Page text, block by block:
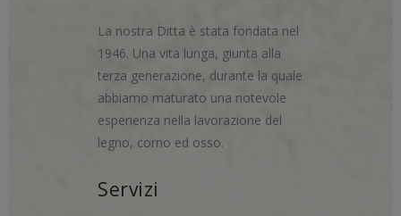
La nostra Ditta è stata fondata nel
1946. Una vita lunga, giunta alla
terza generazione, durante la quale
abbiamo maturato una notevole
esperienza nella lavorazione del
legno, corno ed osso.
Servizi